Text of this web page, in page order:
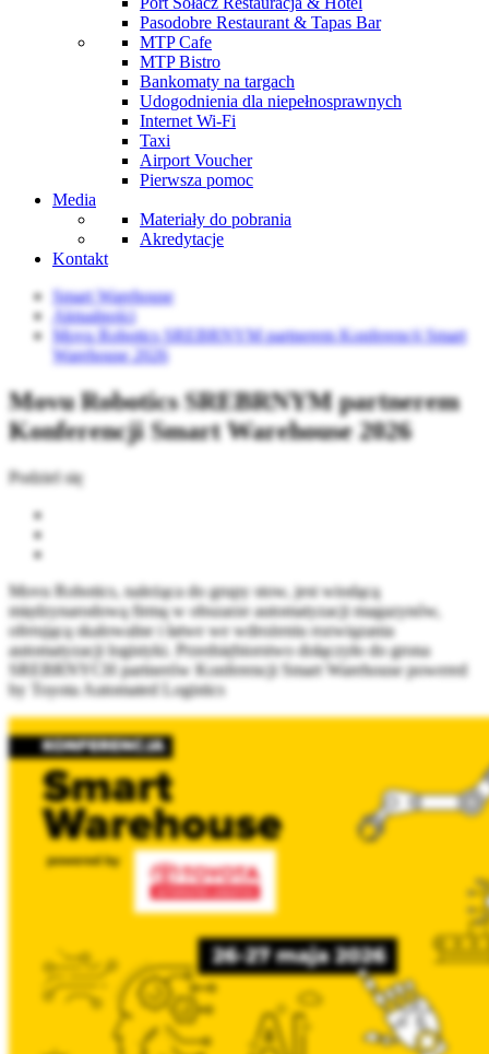
Pasodobre Restaurant & Tapas Bar
MTP Cafe
MTP Bistro
Bankomaty na targach
Udogodnienia dla niepełnosprawnych
Internet Wi-Fi
Taxi
Airport Voucher
Pierwsza pomoc
Media
Materiały do pobrania
Akredytacje
Kontakt
Smart Warehouse
Aktualności
Movu Robotics SREBRNYM partnerem Konferencji Smart
Warehouse 2026
Movu Robotics SREBRNYM partnerem
Konferencji Smart Warehouse 2026
Podziel się
Movu Robotics, należąca do grupy stow, jest wiodącą
międzynarodową firmą w obszarze automatyzacji magazynów,
oferującą skalowalne i łatwe we wdrożeniu rozwiązania
automatyzacji logistyki. Przedsiębiorstwo dołączyło do grona
SREBRNYCH partnerów Konferencji Smart Warehouse powered
by Toyota Automated Logistics